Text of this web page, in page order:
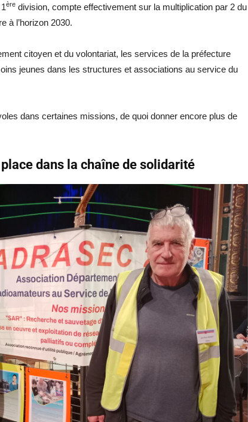
ère division, compte effectivement sur la multiplication par 2 du
à l’horizon 2030.
citoyen et du volontariat, les services de la préfecture
jeunes dans les structures et associations au service du
dans certaines missions, de quoi donner encore plus de
dans la chaîne de solidarité